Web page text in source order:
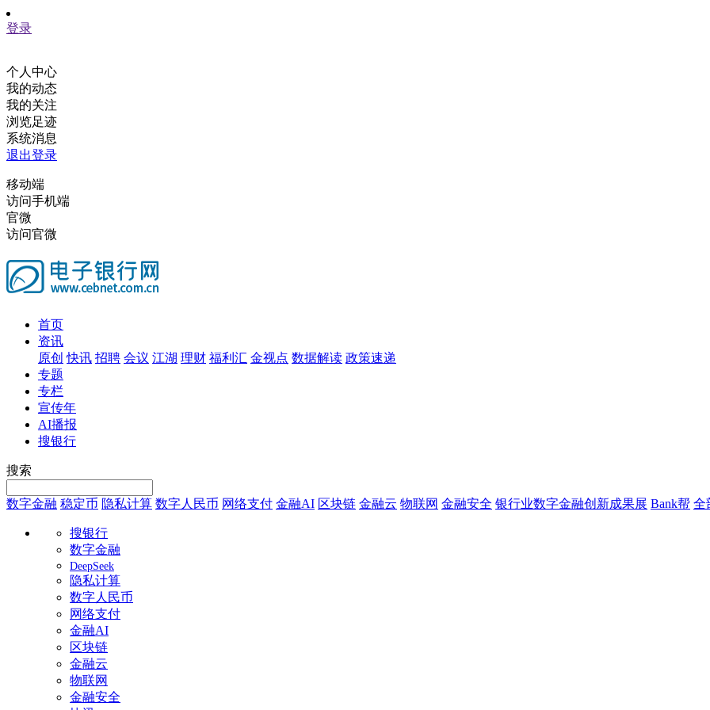
登录
个人中心
我的动态
我的关注
浏览足迹
系统消息
退出登录
移动端
访问手机端
官微
访问官微
首页
资讯
原创 快讯 招聘 会议 江湖 理财 福利汇 金视点 数据解读 政策速递
专题
专栏
宣传年
AI播报
搜银行
搜索
数字金融 稳定币 隐私计算 数字人民币 网络支付 金融AI 区块链 金融云 物联网 金融安全 银行业数字金融创新成果展 Bank帮 全
搜银行
数字金融
DeepSeek
隐私计算
数字人民币
网络支付
金融AI
区块链
金融云
物联网
金融安全